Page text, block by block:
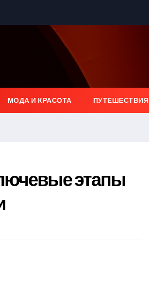
МОДА И КРАСОТА ПУТЕШЕСТВИЯ
этапы